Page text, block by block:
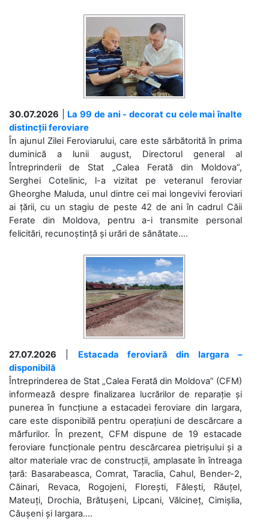
30.07.2026
La 99 de ani - decorat cu cele mai înalte
distincții feroviare
În ajunul Zilei Feroviarului, care este sărbătorită în prima
duminică a lunii august, Directorul general al
Întreprinderii de Stat „Calea Ferată din Moldova”,
Serghei Cotelinic, l-a vizitat pe veteranul feroviar
Gheorghe Maluda, unul dintre cei mai longevivi feroviari
ai țării, cu un stagiu de peste 42 de ani în cadrul Căii
Ferate din Moldova, pentru a-i transmite personal
felicitări, recunoștință și urări de sănătate....
27.07.2026
Estacada feroviară din Iargara –
disponibilă
Întreprinderea de Stat „Calea Ferată din Moldova” (CFM)
informează despre finalizarea lucrărilor de reparație și
punerea în funcțiune a estacadei feroviare din Iargara,
care este disponibilă pentru operațiuni de descărcare a
mărfurilor. În prezent, CFM dispune de 19 estacade
feroviare funcționale pentru descărcarea pietrișului și a
altor materiale vrac de construcții, amplasate în întreaga
țară: Basarabeasca, Comrat, Taraclia, Cahul, Bender-2,
Căinari, Revaca, Rogojeni, Florești, Fălești, Răuțel,
Mateuți, Drochia, Brătușeni, Lipcani, Vălcineț, Cimișlia,
Căușeni și Iargara....